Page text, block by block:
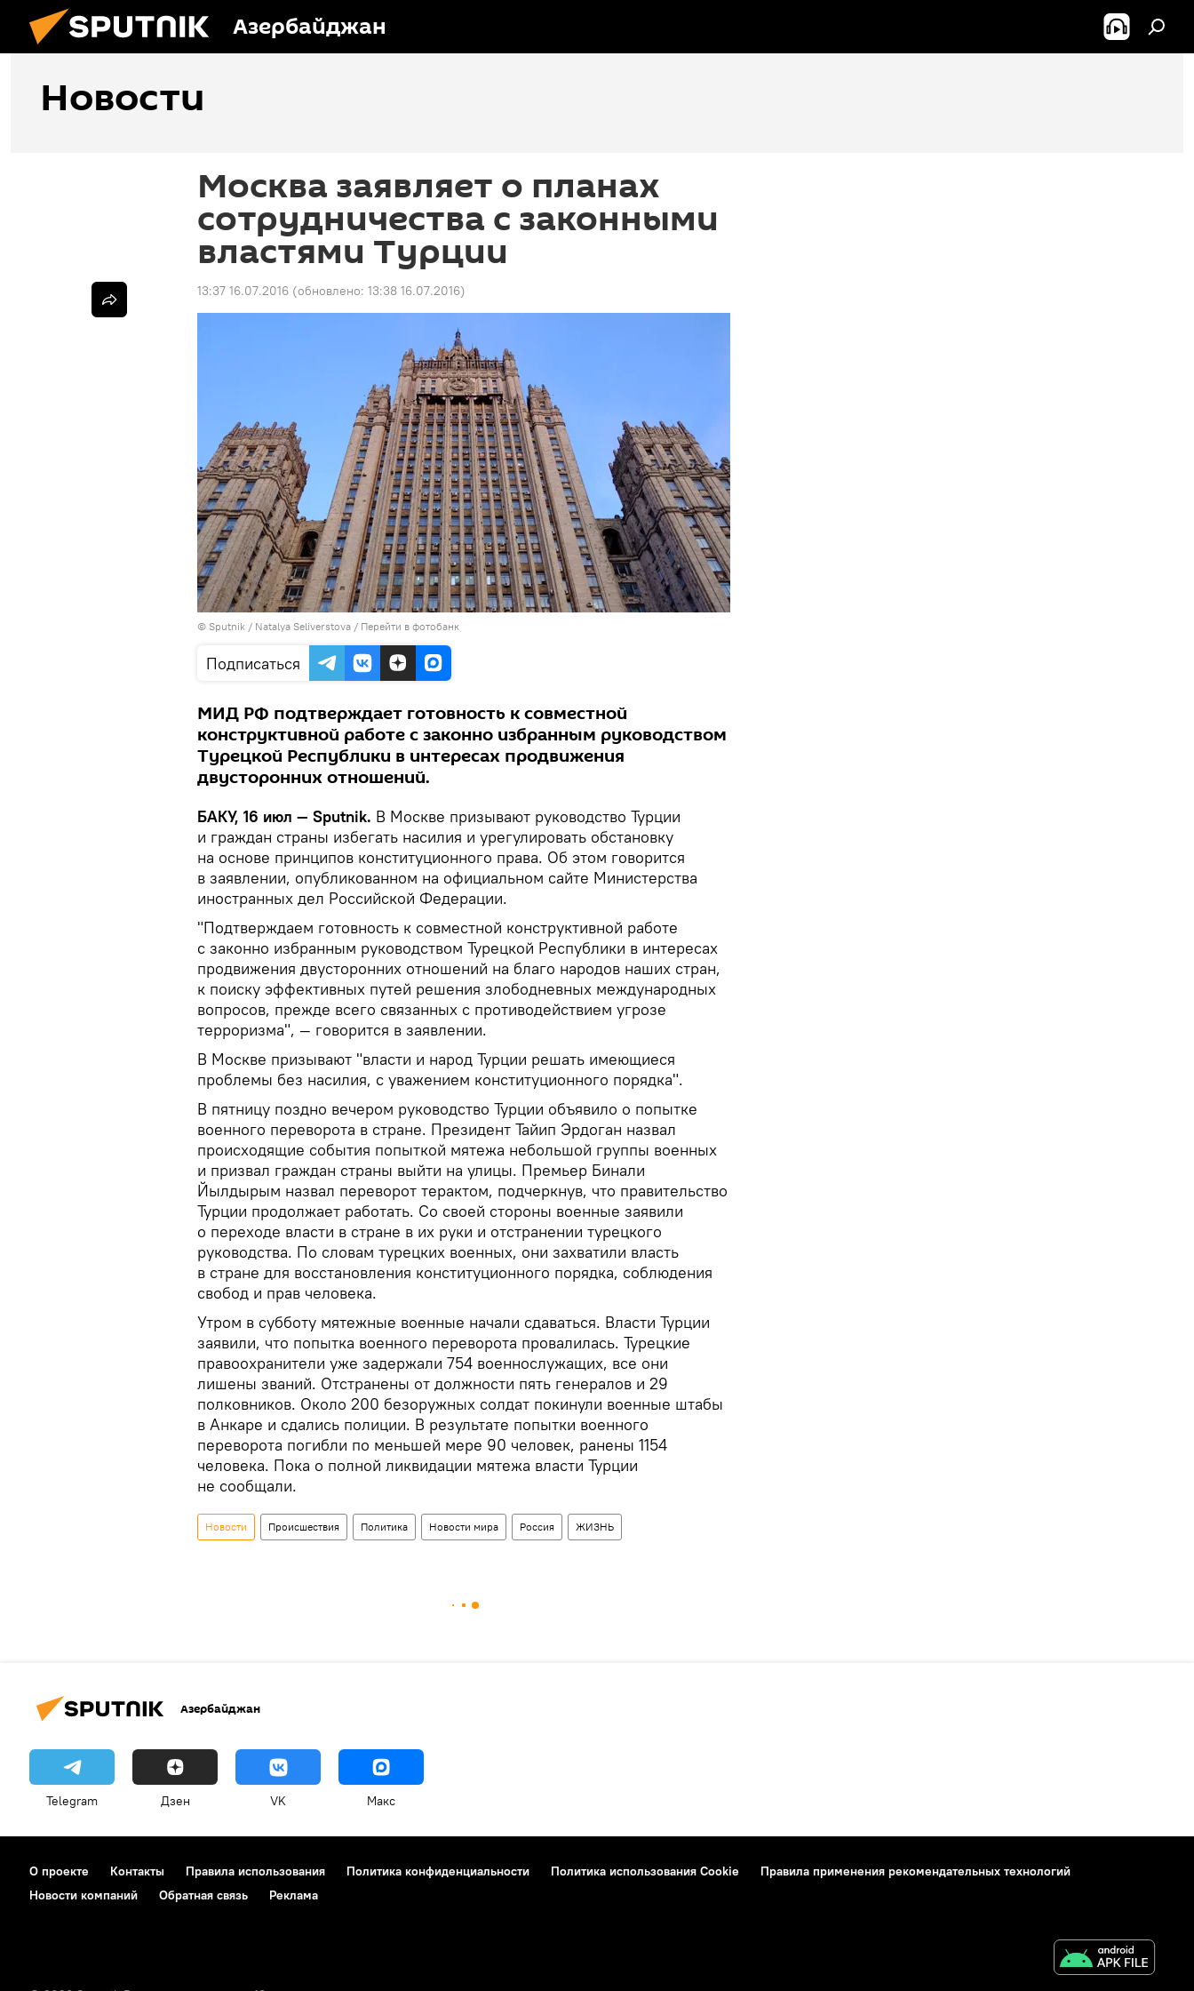
Азербайджан
Новости
Москва заявляет о планах
сотрудничества с законными
властями Турции
13:37 16.07.2016 (обновлено: 13:38 16.07.2016)
© Sputnik / Natalya Seliverstova / Перейти в фотобанк
Подписаться
МИД РФ подтверждает готовность к совместной
конструктивной работе с законно избранным руководством
Турецкой Республики в интересах продвижения
двусторонних отношений.
БАКУ, 16 июл — Sputnik. В Москве призывают руководство Турции
и граждан страны избегать насилия и урегулировать обстановку
на основе принципов конституционного права. Об этом говорится
в заявлении, опубликованном на официальном сайте Министерства
иностранных дел Российской Федерации.
"Подтверждаем готовность к совместной конструктивной работе
с законно избранным руководством Турецкой Республики в интересах
продвижения двусторонних отношений на благо народов наших стран,
к поиску эффективных путей решения злободневных международных
вопросов, прежде всего связанных с противодействием угрозе
терроризма", — говорится в заявлении.
В Москве призывают "власти и народ Турции решать имеющиеся
проблемы без насилия, с уважением конституционного порядка".
В пятницу поздно вечером руководство Турции объявило о попытке
военного переворота в стране. Президент Тайип Эрдоган назвал
происходящие события попыткой мятежа небольшой группы военных
и призвал граждан страны выйти на улицы. Премьер Бинали
Йылдырым назвал переворот терактом, подчеркнув, что правительство
Турции продолжает работать. Со своей стороны военные заявили
о переходе власти в стране в их руки и отстранении турецкого
руководства. По словам турецких военных, они захватили власть
в стране для восстановления конституционного порядка, соблюдения
свобод и прав человека.
Утром в субботу мятежные военные начали сдаваться. Власти Турции
заявили, что попытка военного переворота провалилась. Турецкие
правоохранители уже задержали 754 военнослужащих, все они
лишены званий. Отстранены от должности пять генералов и 29
полковников. Около 200 безоружных солдат покинули военные штабы
в Анкаре и сдались полиции. В результате попытки военного
переворота погибли по меньшей мере 90 человек, ранены 1154
человека. Пока о полной ликвидации мятежа власти Турции
не сообщали.
Новости Происшествия Политика Новости мира Россия ЖИЗНЬ
Азербайджан
Telegram Дзен VK Макс
О проекте Контакты Правила использования Политика конфиденциальности Политика использования Cookie
Правила применения рекомендательных технологий
Новости компаний
Обратная связь Реклама